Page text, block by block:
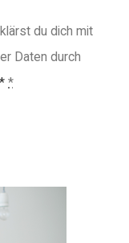
du dich mit
Daten durch
*